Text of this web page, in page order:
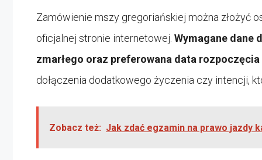
Zamówienie mszy gregoriańskiej można złożyć
oficjalnej stronie internetowej. Wymagane dane
zmarłego oraz preferowana data
dołączenia dodatkowego życzenia czy intencji,
Zobacz też: Jak zdać egzamin na prawo jazdy